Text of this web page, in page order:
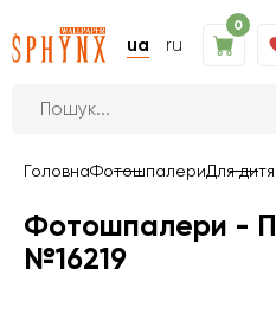
ua ru
0
ГоловнаФотошпалериДля
Фотошпалери -
№16219